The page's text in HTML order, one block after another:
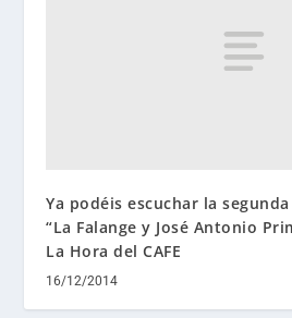
Ya podéis escuchar la
“La Falange y José Antonio
La Hora del CAFE
16/12/2014